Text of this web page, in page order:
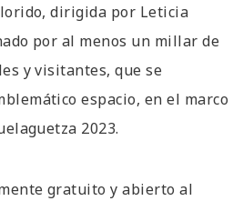
dirigida por Leticia
por al menos un millar de
y visitantes, que se
espacio, en el marco
2023.
gratuito y abierto al